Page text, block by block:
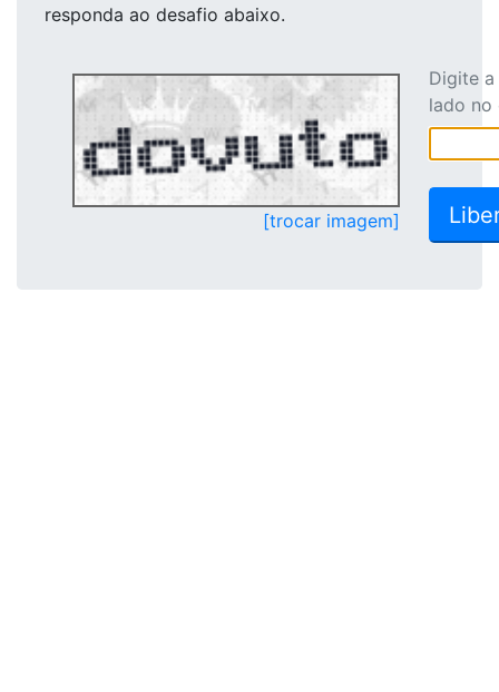
responda ao desafio abaixo.
[trocar imagem]
Digite
lado no